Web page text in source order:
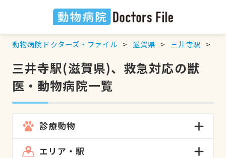
動物病院ドクターズ・ファイル 滋賀県 三井寺駅
三井寺駅(滋賀県)、救急対応の獣
医・動物病院一覧
診療動物
エリア・駅